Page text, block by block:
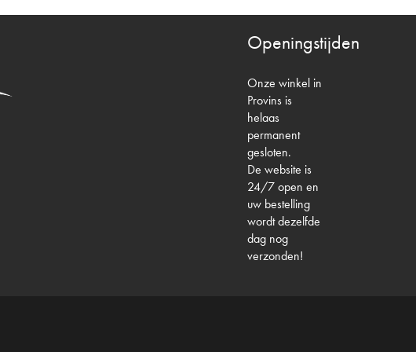
Openingstijden
Onze winkel in
Provins is
helaas
permanent
gesloten.
De website is
24/7 open en
uw bestelling
wordt dezelfde
dag nog
verzonden!